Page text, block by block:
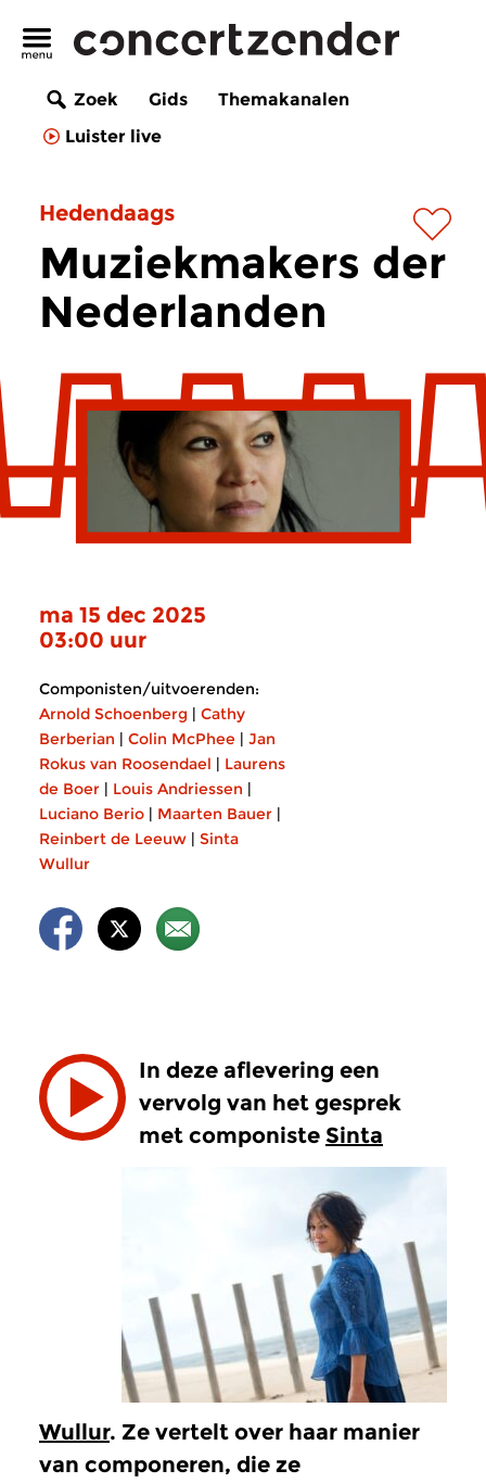
Zoek Gids
Themakanalen
Luister live
Hedendaags
Muziekmakers der
Nederlanden
ma 15 dec 2025
03:00 uur
Componisten/uitvoerenden:
Arnold Schoenberg | Cathy
Berberian | Colin McPhee | Jan
Rokus van Roosendael | Laurens
de Boer | Louis Andriessen |
Luciano Berio | Maarten Bauer |
Reinbert de Leeuw | Sinta
Wullur
In deze aflevering een
vervolg van het gesprek
met componiste Sinta
Wullur. Ze vertelt over haar manier
van componeren, die ze